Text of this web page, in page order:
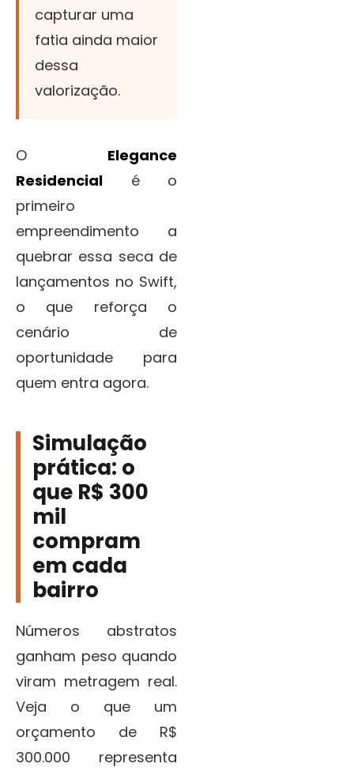
capturar uma
fatia ainda maior
dessa
valorização.
O Elegance
Residencial é o
primeiro
empreendimento a
quebrar essa seca de
lançamentos no Swift,
o que reforça o
cenário de
oportunidade para
quem entra agora.
Simulação
prática: o
que R$ 300
mil
compram
em cada
bairro
Números abstratos
ganham peso quando
viram metragem real.
Veja o que um
orçamento de R$
300.000 representa